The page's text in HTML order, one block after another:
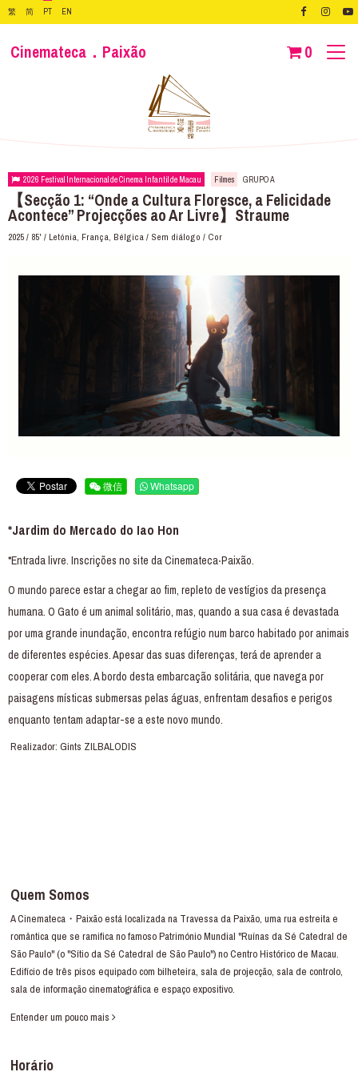
繁 简 PT EN
Cinemateca．Paixão 0
2026 Festival Internacional de Cinema Infantil de Macau Filmes GRUPO A
【Secção 1: “Onde a Cultura Floresce, a Felicidade
Acontece” Projecções ao Ar Livre】Straume
2025 / 85' / Letónia, França, Bélgica / Sem diálogo / Cor
微信 Whatsapp
*Jardim do Mercado do Iao Hon
*Entrada livre. Inscrições no site da Cinemateca‧Paixão.
O mundo parece estar a chegar ao fim, repleto de vestígios da presença
humana. O Gato é um animal solitário, mas, quando a sua casa é devastada
por uma grande inundação, encontra refúgio num barco habitado por animais
de diferentes espécies. Apesar das suas diferenças, terá de aprender a
cooperar com eles. A bordo desta embarcação solitária, que navega por
paisagens místicas submersas pelas águas, enfrentam desafios e perigos
enquanto tentam adaptar-se a este novo mundo.
Realizador: Gints ZILBALODIS
Quem Somos
A Cinemateca・Paixão está localizada na Travessa da Paixão, uma rua estreita e
romântica que se ramifica no famoso Património Mundial "Ruínas da Sé Catedral de
São Paulo" (o "Sítio da Sé Catedral de São Paulo") no Centro Histórico de Macau.
Edifício de três pisos equipado com bilheteira, sala de projecção, sala de controlo,
sala de informação cinematográfica e espaço expositivo.
Entender um pouco mais
Horário